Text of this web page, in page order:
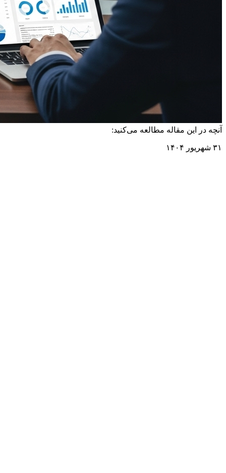
آنچه در این مقاله مطالعه می‌کنید:
۳۱ شهریور ۱۴۰۴